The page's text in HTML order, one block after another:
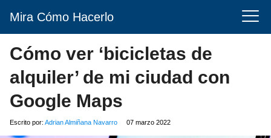
Mira Cómo Hacerlo
Cómo ver ‘bicicletas de
alquiler’ de mi ciudad con
Google Maps
Escrito por: Adrian Almiñana Navarro 07 marzo 2022